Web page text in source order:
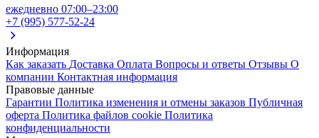
ежедневно 07:00–23:00
+7 (995) 577-52-24
Информация
Как заказать Доставка Оплата Вопросы и ответы Отзывы О
компании Контактная информация
Правовые данные
Гарантии Политика изменения и отмены заказов Публичная
оферта Политика файлов cookie Политика
конфиденциальности